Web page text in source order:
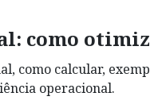
como
como calcular,
operacional.